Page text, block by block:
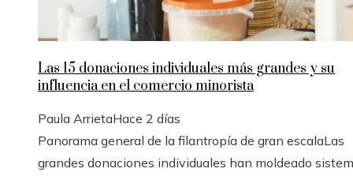
Las 15 donaciones individuales más grandes y su
influencia en el comercio minorista
Paula ArrietaHace 2 días
Panorama general de la filantropía de gran escalaLas
grandes donaciones individuales han moldeado